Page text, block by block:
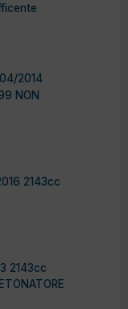
04/2014
NON
2143cc
2143cc